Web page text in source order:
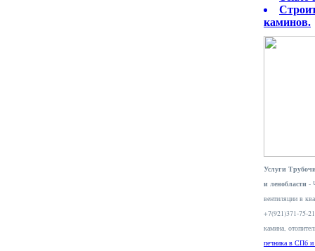
каминов.
Услуги
и ленобласти -
вентиляции в
+7(921)371-75-
камина,
печника в СПб и